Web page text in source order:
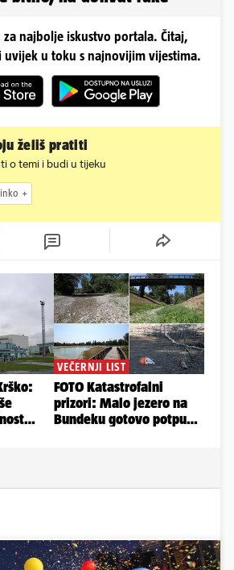
najbolje iskustvo portala. Čitaj,
u toku s najnovijim vijestima.
želiš pratiti
o temi i budi u tijeku